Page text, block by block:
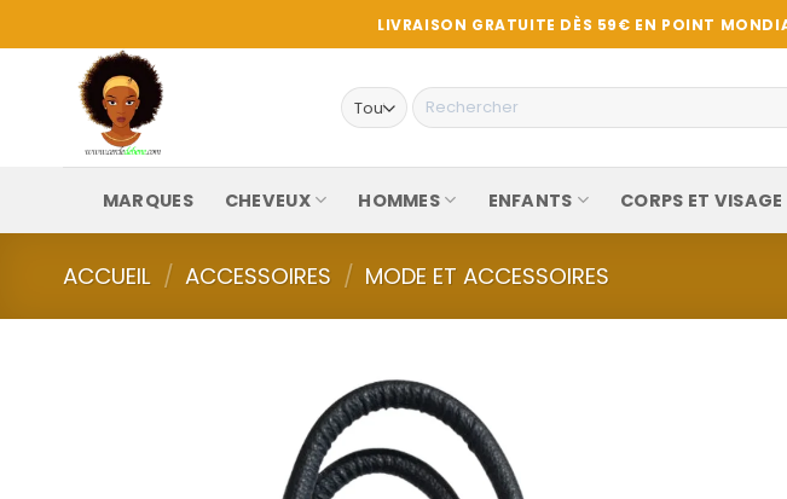
au
LIVRAISON GRATUITE DÈS 59€ EN POINT
Recherche
pour :
MARQUES CHEVEUX HOMMES ENFANTS CORPS ET VISAGE
ACCUEIL / ACCESSOIRES / MODE ET ACCESSOIRES